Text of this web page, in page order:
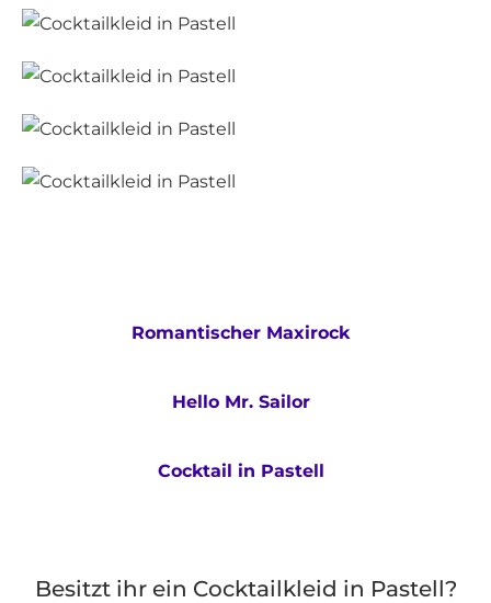
Romantischer Maxirock
Hello Mr. Sailor
Cocktail in Pastell
Besitzt ihr ein Cocktailkleid in Pastell?